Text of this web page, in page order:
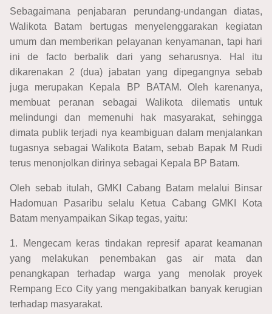
Sebagaimana penjabaran perundang-undangan diatas,
Walikota Batam bertugas menyelenggarakan kegiatan
umum dan memberikan pelayanan kenyamanan, tapi hari
ini de facto berbalik dari yang seharusnya. Hal itu
dikarenakan 2 (dua) jabatan yang dipegangnya sebab
juga merupakan Kepala BP BATAM. Oleh karenanya,
membuat peranan sebagai Walikota dilematis untuk
melindungi dan memenuhi hak masyarakat, sehingga
dimata publik terjadi nya keambiguan dalam menjalankan
tugasnya sebagai Walikota Batam, sebab Bapak M Rudi
terus menonjolkan dirinya sebagai Kepala BP Batam.
Oleh sebab itulah, GMKI Cabang Batam melalui Binsar
Hadomuan Pasaribu selalu Ketua Cabang GMKI Kota
Batam menyampaikan Sikap tegas, yaitu:
1. Mengecam keras tindakan represif aparat keamanan
yang melakukan penembakan gas air mata dan
penangkapan terhadap warga yang menolak proyek
Rempang Eco City yang mengakibatkan banyak kerugian
terhadap masyarakat.